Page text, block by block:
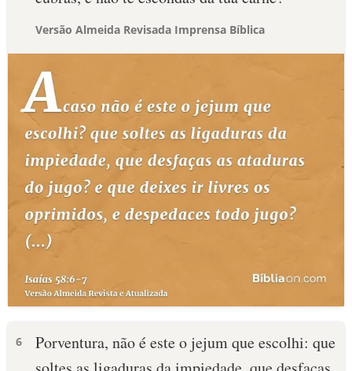
Versão Almeida Revisada Imprensa Bíblica
6
Porventura, não é este o jejum que escolhi: que